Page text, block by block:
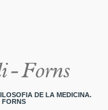
DE LA MEDICINA.
FORNS